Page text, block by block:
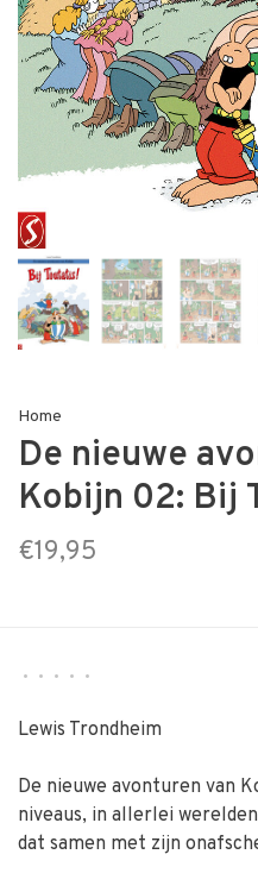
Home
De nieuwe
Kobijn 02: Bij
€19,95
• • • • •
Lewis Trondheim
De nieuwe avonturen van
niveaus, in allerlei
dat samen met zijn